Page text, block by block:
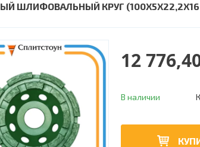
ШЛИФОВАЛЬНЫЙ КРУГ (100X5X22,2X16
12
В наличии